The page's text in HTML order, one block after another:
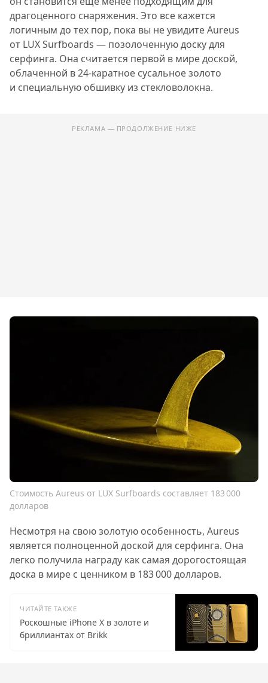
драгоценного снаряжения. Это все кажется
логичным до тех пор, пока вы не увидите Aureus
от LUX Surfboards — позолоченную доску для
серфинга. Она считается первой в мире доской,
облаченной в 24-каратное сусальное золото
и специальную обшивку из стекловолокна.
РЕКЛАМА — ПРОДОЛЖЕНИЕ НИЖЕ
Стоимость Aureus от LUX Surfboards составляет 183 000
долларов
Несмотря на свою золотую особенность, Aureus
является полноценной доской для серфинга. Она
легко получила награду как самая дорогостоящая
доска в мире с ценником в 183 000 долларов.
ЧИТАЙТЕ ТАКЖЕ
Роскошные iPhone X в золоте и
бриллиантах от Brikk